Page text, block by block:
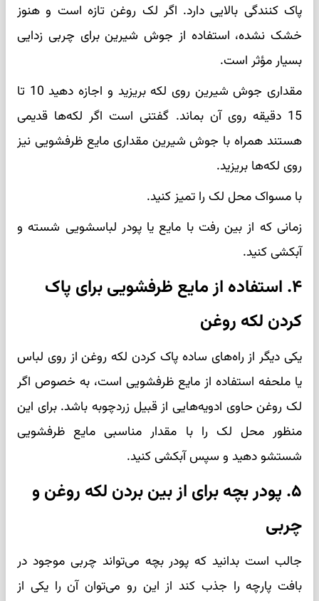
پاک کنندگی بالایی دارد. اگر لک روغن تازه است و هنوز
خشک نشده، استفاده از جوش شیرین برای چربی زدایی
بسیار مؤثر است.
مقداری جوش شیرین روی لکه بریزید و اجازه دهید 10 تا
15 دقیقه روی آن بماند. گفتنی است اگر لکه‌ها قدیمی
هستند همراه با جوش شیرین مقداری مایع ظرفشویی نیز
روی لکه‌ها بریزید.
با مسواک محل لک را تمیز کنید.
زمانی که از بین رفت با مایع یا پودر لباسشویی شسته و
آبکشی کنید.
۴. استفاده از مایع ظرفشویی برای پاک
کردن لکه روغن
یکی دیگر از راه‌های ساده پاک کردن لکه روغن از روی لباس
یا ملحفه استفاده از مایع ظرفشویی است، به خصوص اگر
لک روغن حاوی ادویه‌هایی از قبیل زردچوبه باشد. برای این
منظور محل لک را با مقدار مناسبی مایع ظرفشویی
شستشو دهید و سپس آبکشی کنید.
۵. پودر بچه برای از بین بردن لکه روغن و
چربی
جالب است بدانید که پودر بچه می‌تواند چربی موجود در
بافت پارچه را جذب کند از این رو می‌توان آن را یکی از